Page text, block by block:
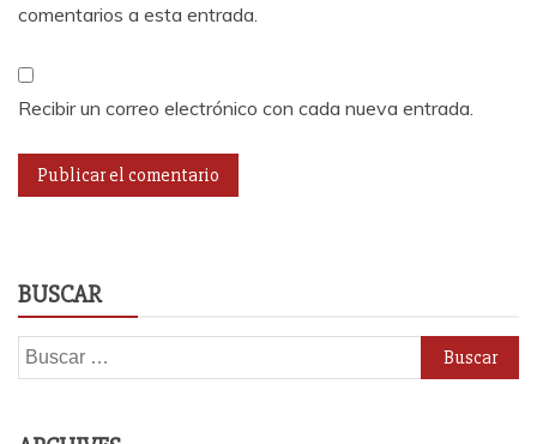
comentarios a esta entrada.
Recibir un correo electrónico con cada nueva entrada.
BUSCAR
Buscar: